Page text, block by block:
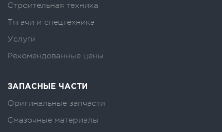
Строительная техника
Тягачи и спецтехника
Услуги
Рекомендованные цены
ЗАПАСНЫЕ ЧАСТИ
Оригинальные запчасти
Смазочные материалы